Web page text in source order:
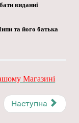
виданні
та його батька
Магазині
Наступна